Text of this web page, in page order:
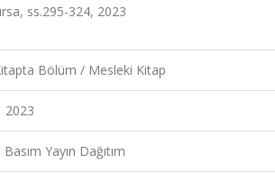
ss.295-324, 2023
Bölüm / Mesleki Kitap
2023
Basım Yayın Dağıtım